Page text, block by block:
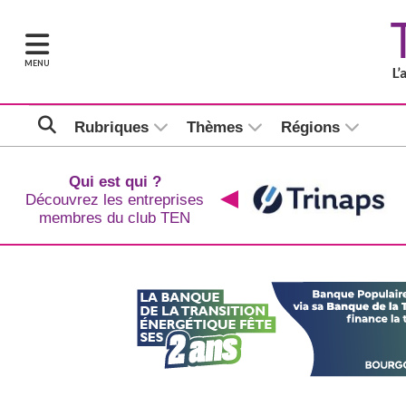
MENU
Rubriques Thèmes Régions
Qui est qui ?
Découvrez les entreprises
membres du club TEN